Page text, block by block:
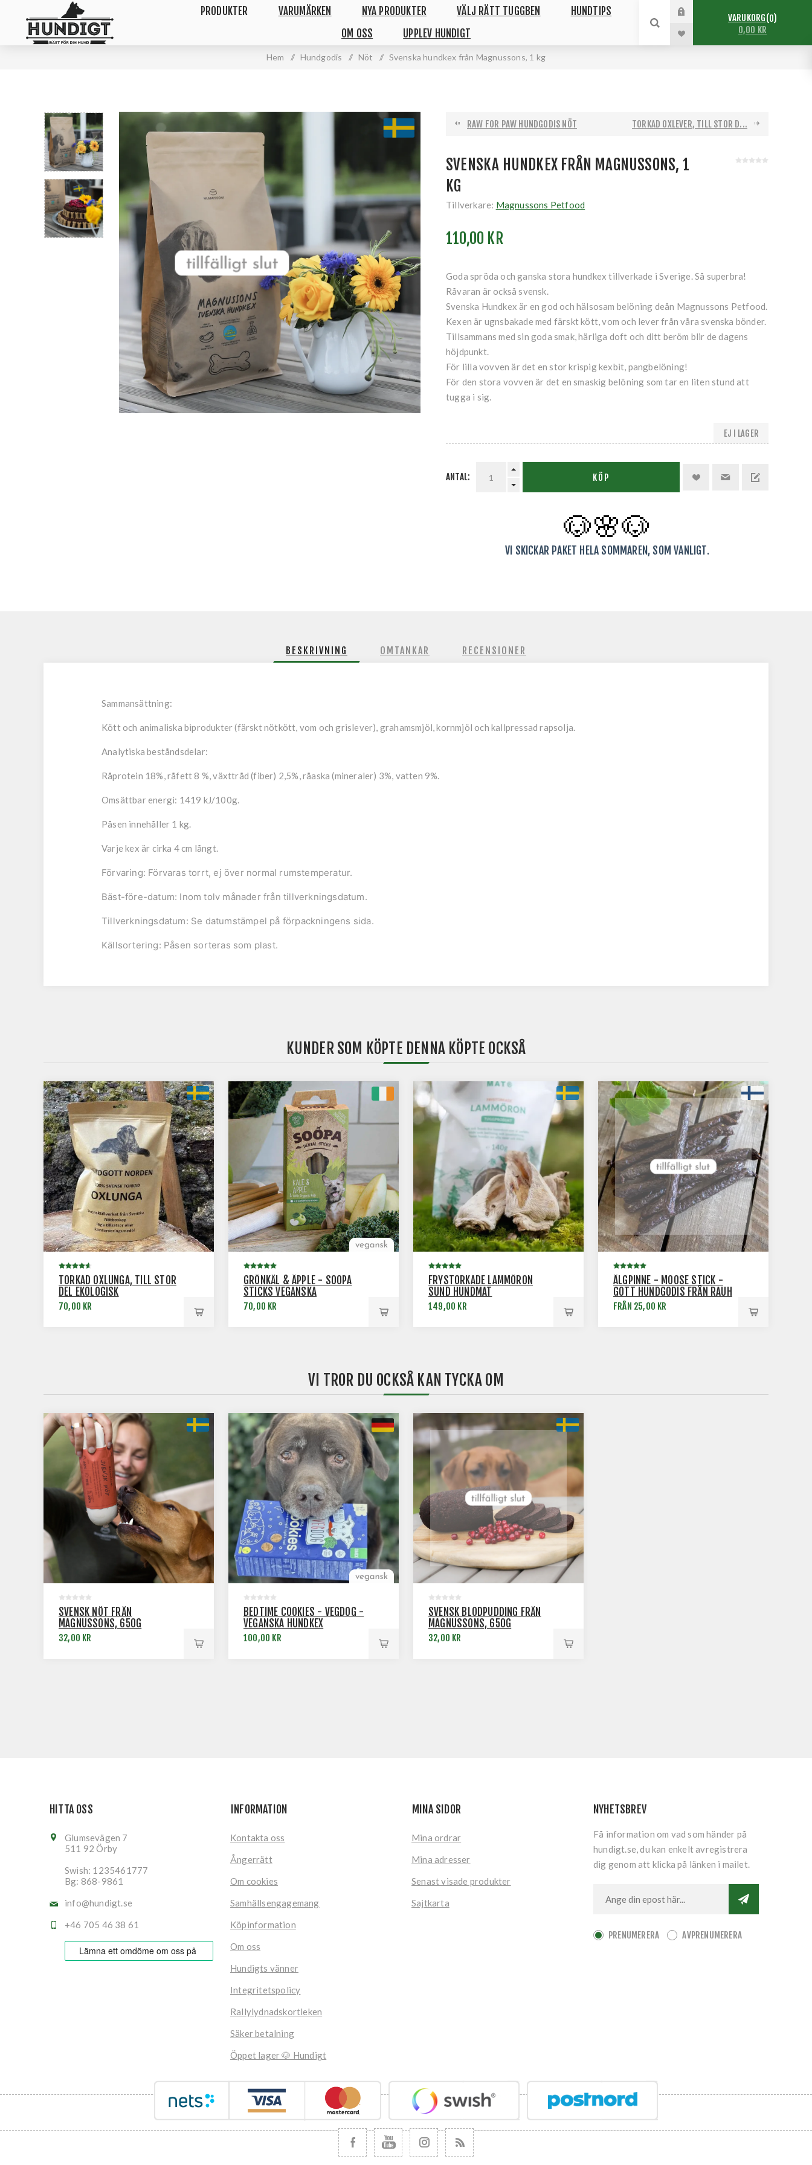
PRODUKTER VARUMÄRKEN NYA PRODUKTER VÄLJ RÄTT TUGGBEN
HUNDTIPS
OM OSS
UPPLEV HUNDIGT
VARUKORG 0
0,00 KR
Hem / Hundgodis / Nöt / Svenska hundkex från Magnussons, 1 kg
RAW FOR PAW HUNDGODIS NÖT TORKAD OXLEVER, TILL STOR D...
SVENSKA HUNDKEX FRÅN MAGNUSSONS, 1
KG
Tillverkare: Magnussons Petfood
110,00 KR
Goda spröda och ganska stora hundkex tillverkade i Sverige. Så superbra!
Råvaran är också svensk.
Svenska Hundkex är en god och hälsosam belöning deån Magnussons Petfood.
Kexen är ugnsbakade med färskt kött, vom och lever från våra svenska bönder.
Tillsammans med sin goda smak, härliga doft och ditt beröm blir de dagens
höjdpunkt.
För lilla vovven är det en stor krispig kexbit, pangbelöning!
För den stora vovven är det en smaskig belöning som tar en liten stund att
tugga i sig.
EJ I LAGER
ANTAL: KÖP
🐶🌸🐶
VI SKICKAR PAKET HELA SOMMAREN, SOM VANLIGT.
BESKRIVNING OMTANKAR RECENSIONER
Sammansättning:
Kött och animaliska biprodukter (färskt nötkött, vom och grislever), grahamsmjöl, kornmjöl och kallpressad rapsolja.
Analytiska beståndsdelar:
Råprotein 18%, råfett 8 %, växttråd (fiber) 2,5%, råaska (mineraler) 3%, vatten 9%.
Omsättbar energi: 1419 kJ/100g.
Påsen innehåller 1 kg.
Varje kex är cirka 4 cm långt.
Förvaring: Förvaras torrt, ej över normal rumstemperatur.
Bäst-före-datum: Inom tolv månader från tillverkningsdatum.
Tillverkningsdatum: Se datumstämpel på förpackningens sida.
Källsortering: Påsen sorteras som plast.
KUNDER SOM KÖPTE DENNA KÖPTE OCKSÅ
TORKAD OXLUNGA, TILL STOR
DEL EKOLOGISK
70,00 KR
GRÖNKÅL & ÄPPLE - SOOPA
STICKS VEGANSKA
TUGGPINNAR, 4-PACK
70,00 KR
FRYSTORKADE LAMMÖRON
SUND HUNDMAT
149,00 KR
ÄLGPINNE - MOOSE STICK -
GOTT HUNDGODIS FRÅN RAUH
FRÅN 25,00 KR
VI TROR DU OCKSÅ KAN TYCKA OM
SVENSK NÖT FRÅN
MAGNUSSONS, 650G
32,00 KR
BEDTIME COOKIES - VEGDOG -
VEGANSKA HUNDKEX
100,00 KR
SVENSK BLODPUDDING FRÅN
MAGNUSSONS, 650G
32,00 KR
HITTA OSS
Glumsevägen 7
511 92 Örby
Swish: 1235461777
Bg: 868-9861
info@hundigt.se
+46 705 46 38 61
INFORMATION
Kontakta oss
Ångerrätt
Om cookies
Samhällsengagemang
Köpinformation
Om oss
Hundigts vänner
Integritetspolicy
Rallylydnadskortleken
Säker betalning
Öppet lager 🐶 Hundigt
MINA SIDOR
Mina ordrar
Mina adresser
Senast visade produkter
Sajtkarta
NYHETSBREV
Få information om vad som händer på
hundigt.se, du kan enkelt avregistrera
dig genom att klicka på länken i mailet.
PRENUMERERA AVPRENUMERERA